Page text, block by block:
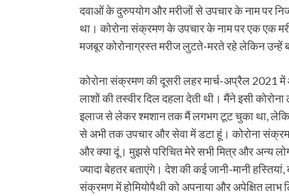
दवाओं के दुरुपयोग और मरीजों से उपचार के नाम पर
था। कोरोना संक्रमण के उपचार के नाम पर एक एक
मजबूर कोरोनाग्रस्त मरीज लुटते-मरते रहे लेकिन उन्हें
कोरोना संक्रमण की दूसरी लहर मार्च-अप्रैल 2021 में
लाशों की तस्वीर दिल दहला देती थी। मैंने इसी
इलाज से लेकर श्‍मशान तक मैं लगभग टूट चुका था,
से अभी तक उपचार और सेवा में डटा हूं। कोरोना
और क्या दूं। मुझसे परिचित मेरे सभी मित्र और अन्य
ज्यादा बेहतर बताएंगे। देश की कई जानी-मानी
संक्रमण में होमियोपैथी को अपनाया और अपेक्षित